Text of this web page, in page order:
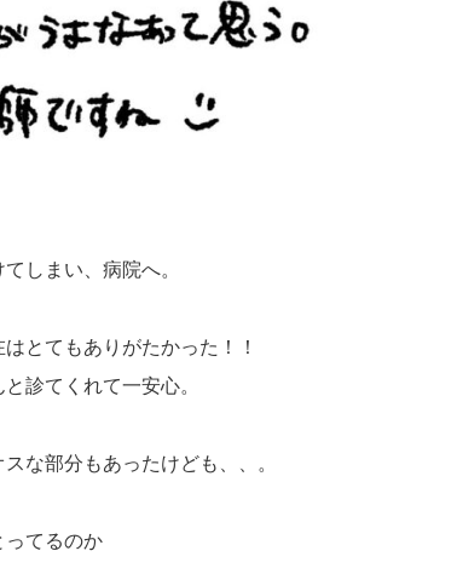
しまい、病院へ。
とてもありがたかった！！
診てくれて一安心。
な部分もあったけども、、。
ってるのか